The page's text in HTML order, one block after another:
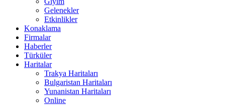
Gelenekler
Etkinlikler
Konaklama
Firmalar
Haberler
Türküler
Haritalar
Trakya Haritaları
Bulgaristan Haritaları
Yunanistan Haritaları
Online